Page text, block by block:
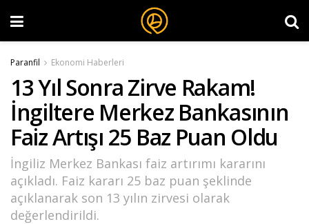
Paranfil Ekonomi Haberleri
13 Yıl Sonra Zirve Rakam!
İngiltere Merkez Bankasının
Faiz Artışı 25 Baz Puan Oldu
İngiliz Merkez Bankası faiz artırımı kararını
açıkladı. Faiz kararı 25 baz puan şeklinde
açıklanarak son 13 yılın zirvesi olarak
değerlendirildi.